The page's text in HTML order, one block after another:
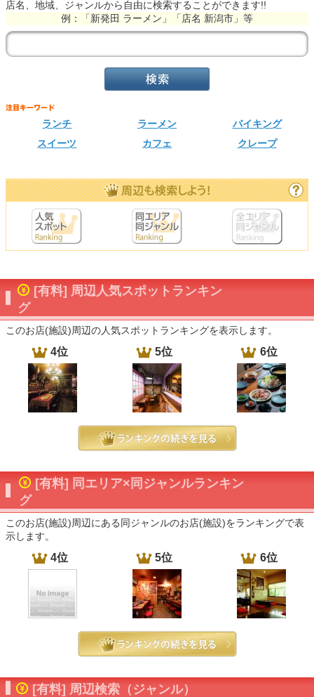
店名、地域、ジャンルから自由に検索することができます!!
例：「新発田 ラーメン」「店名 新潟市」等
ランチ ラーメン
バイキング
スイーツ
カフェ クレープ
[有料] 周辺人気スポットランキン
グ
このお店(施設)周辺の人気スポットランキングを表示します。
4位 5位 6位
[有料] 同エリア×同ジャンルランキン
グ
このお店(施設)周辺にある同ジャンルのお店(施設)をランキングで表
示します。
4位 5位 6位
[有料] 周辺検索（ジャンル）